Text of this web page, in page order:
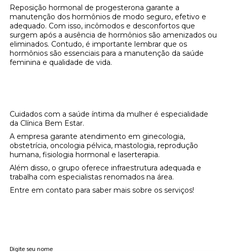
Reposição hormonal de progesterona garante a
manutenção dos hormônios de modo seguro, efetivo e
adequado. Com isso, incômodos e desconfortos que
surgem após a ausência de hormônios são amenizados ou
eliminados. Contudo, é importante lembrar que os
hormônios são essenciais para a manutenção da saúde
feminina e qualidade de vida.
Cuidados com a saúde íntima da mulher é especialidade
da Clínica Bem Estar.
A empresa garante atendimento em ginecologia,
obstetrícia, oncologia pélvica, mastologia, reprodução
humana, fisiologia hormonal e laserterapia.
Além disso, o grupo oferece infraestrutura adequada e
trabalha com especialistas renomados na área.
Entre em contato para saber mais sobre os serviços!
Digite seu nome